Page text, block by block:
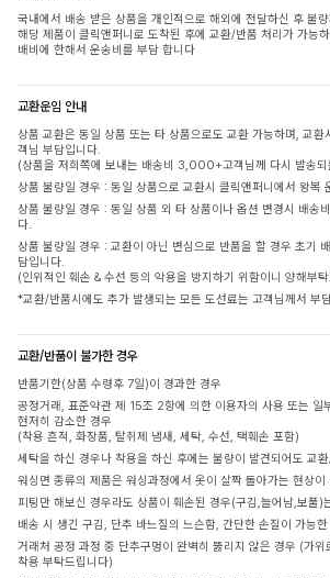
국내에서 배송 받은 상품을 개인적으로 해외에 전달하신 후 불
해당 제품이 클릭앤퍼니로 도착된 후에 교환/반품 처리가 가능
배비에 한해서 운송비를 부담 합니다
교환운임 안내
상품 교환은 동일 상품 또는 타 상품으로도 교환 가능하며, 교
객님 부담입니다.
(상품을 저희쪽에 보내는 배송비 3,000+고객님께 다시 발송
상품 불량일 경우 : 동일 상품으로 교환시 클릭앤퍼니에서 왕복
상품 불량일 경우 : 동일 상품 외 타 상품이나 옵션 변경시 배
다.
상품 불량일 경우 : 교환이 아닌 변심으로 반품을 할 경우 초기
담입니다.
(인위적인 훼손 & 수선 등의 악용을 방지하기 위함이니 양해부
*교환/반품시에도 추가 발생되는 모든 도선료는 고객님께서 부
교환/반품이 불가한 경우
반품기한(상품 수령후 7일)이 경과한 경우
공정거래, 표준약관 제 15조 2항에 의한 이용자의 사용 또는 일
현저히 감소한 경우
(착용 흔적, 화장품, 탈취제 냄새, 세탁, 수선, 택훼손 포함)
세탁을 하신 경우나 착용을 하신 후에는 불량이 발견되어도 교
워싱면 종류의 제품은 워싱과정에서 옷이 살짝 돌아가는 현상이
피팅만 해보신 경우라도 상품이 훼손된 경우(구김,늘어남,보풀)
배송 시 생긴 구김, 단추 바느질의 느슨함, 간단한 손질이 가능
거래처 공정 과정 중 단추구멍이 완벽히 뚫리지 않은 경우 (가위
착용 부탁드립니다)